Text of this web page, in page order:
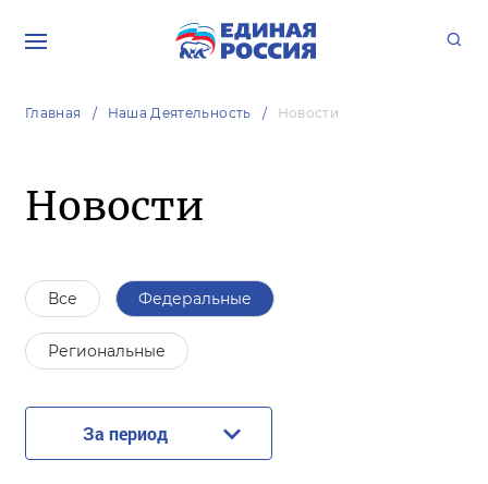
Главная Наша Деятельность Новости
Новости
Все Федеральные
Региональные
За период